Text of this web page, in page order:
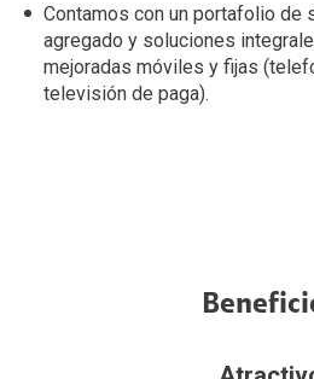
Contamos con un portafolio de
agregado y soluciones
mejoradas móviles y fijas
televisión de paga).